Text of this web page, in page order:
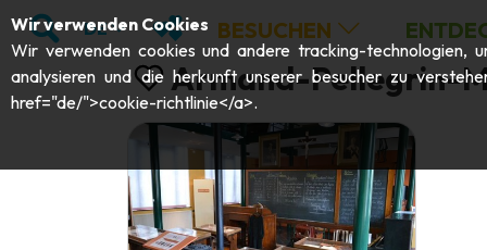
SUCHEN
DE MEINE FAVORITEN
BESUCHEN
Armand-Pellegrin-
Wir verwenden Cookies
Wir verwenden cookies und andere tracking-technologien,
analysieren und die herkunft unserer besucher zu
href="de/">cookie-richtlinie</a>.